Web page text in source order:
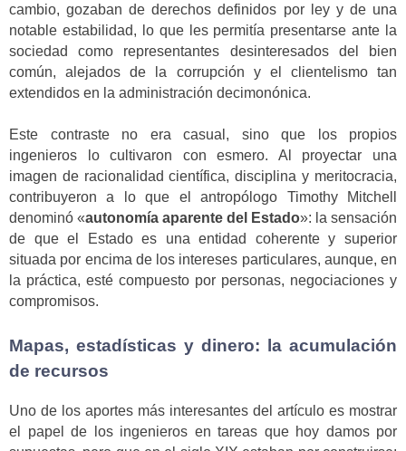
cambio, gozaban de derechos definidos por ley y de una
notable estabilidad, lo que les permitía presentarse ante la
sociedad como representantes desinteresados del bien
común, alejados de la corrupción y el clientelismo tan
extendidos en la administración decimonónica.
Este contraste no era casual, sino que los propios
ingenieros lo cultivaron con esmero. Al proyectar una
imagen de racionalidad científica, disciplina y meritocracia,
contribuyeron a lo que el antropólogo Timothy Mitchell
denominó «autonomía aparente del Estado»: la sensación
de que el Estado es una entidad coherente y superior
situada por encima de los intereses particulares, aunque, en
la práctica, esté compuesto por personas, negociaciones y
compromisos.
Mapas, estadísticas y dinero: la acumulación
de recursos
Uno de los aportes más interesantes del artículo es mostrar
el papel de los ingenieros en tareas que hoy damos por